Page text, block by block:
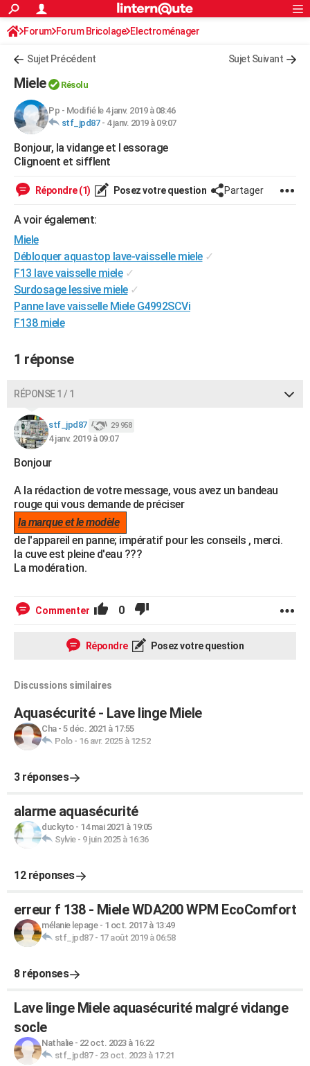
ACTUALITÉS
Politique
Société
Faits Divers
Education
Monde
Villes
+
FINANCE
Retraite
Impôts
Epargne
Immobilier
Risques naturels par ville
Banque
Assurance
Crédit
AUTO
Essais
Réserver un essai
Citadines
Berlines
SUV
Forum auto
+HIGH-TECH
Mobiles
Meilleur smartphone
Internet
Ordinateurs
Jeux vidéo
Guide high-tech
BRICOLAGE
WEEK-END
Guides de France
Escapades
Patrimoine
Expositions
Musées
Week-end nature
+LIFESTYLE
Art de vivre
Bien-être
Loisirs
Mode
Modes de vie
SANTE
Alimentation
Guide de la santé
Maladies
Médicaments
Sommeil
Destinations
City break
Voyage nature
Voyage de noces
Forum
Climat
PHOTO
GUIDES D'ACHAT
Carte de Noël
Carte Bonne année
Carte Saint-Valentin
Carte Pâques
Carte d'anniversaire
DICTIONNAIRE
Dictionnaire
Biographies
Citations
Expressions
Proverbes
PROGRAMME TV
COPAINS D'AVANT
S'inscrire
Se connecter
Lycées
Collèges
Primaires
Universités
Entreprises
Service militaire
Avis de recherche
AVIS DE DÉCÈS
FORUM
S'inscrire
Connexion
Forum Forum Bricolage Electroménager
Sujet Précédent Sujet Suivant
Miele Résolu
Pp - Modifié le 4 janv. 2019 à 08:46
stf_jpd87- 4 janv. 2019 à 09:07
Bonjour, la vidange et l essorage
Clignoent et sifflent
Répondre (1) Posez votre question Partager
A voir également:
Miele
Débloquer aquastop lave-vaisselle miele ✓
F13 lave vaisselle miele ✓
Surdosage lessive miele ✓
Panne lave vaisselle Miele G4992SCVi
F138 miele
1 réponse
RÉPONSE 1 / 1
stf_jpd87 29 958
4 janv. 2019 à 09:07
Bonjour
A la rédaction de votre message, vous avez un bandeau
rouge qui vous demande de préciser
la marque et le modèle
de l'appareil en panne; impératif pour les conseils , merci.
la cuve est pleine d'eau ???
La modération.
Commenter 0
Répondre Posez votre question
Discussions similaires
Aquasécurité - Lave linge Miele
Cha- 5 déc. 2021 à 17:55
Polo- 16 avr. 2025 à 12:52
3 réponses
alarme aquasécurité
duckyto- 14 mai 2021 à 19:05
Sylvie- 9 juin 2025 à 16:36
12 réponses
erreur f 138 - Miele WDA200 WPM EcoComfort
mélanie lepage- 1 oct. 2017 à 13:49
stf_jpd87- 17 août 2019 à 06:58
8 réponses
Lave linge Miele aquasécurité malgré vidange
socle
Nathalie- 22 oct. 2023 à 16:22
stf_jpd87- 23 oct. 2023 à 17:21